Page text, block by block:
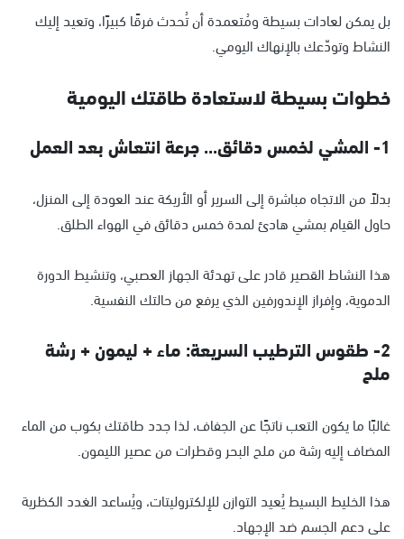
بل يمكن لعادات بسيطة ومُتعمدة أن تُحدث فرقًا كبيرًا، وتعيد إليك
النشاط وتودّعك بالإنهاك اليومي.
خطوات بسيطة لاستعادة طاقتك اليومية
1- المشي لخمس دقائق... جرعة انتعاش بعد العمل
بدلاً من الاتجاه مباشرة إلى السرير أو الأريكة عند العودة إلى المنزل،
حاول القيام بمشي هادئ لمدة خمس دقائق في الهواء الطلق.
هذا النشاط القصير قادر على تهدئة الجهاز العصبي، وتنشيط الدورة
الدموية، وإفراز الإندورفين الذي يرفع من حالتك النفسية.
2- طقوس الترطيب السريعة: ماء + ليمون + رشة
ملح
غالبًا ما يكون التعب ناتجًا عن الجفاف، لذا جدد طاقتك بكوب من الماء
المضاف إليه رشة من ملح البحر وقطرات من عصير الليمون.
هذا الخليط البسيط يُعيد التوازن للإلكتروليتات، ويُساعد الغدد الكظرية
على دعم الجسم ضد الإجهاد.